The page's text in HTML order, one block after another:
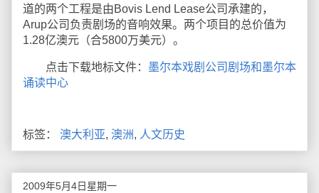
道的两个工程是由Bovis Lend Lease公司承建的，
Arup公司负责剧场的音响效果。两个项目的总价值为
1.28亿澳元（合5800万美元）。
点击下载地标文件： 墨尔本戏剧公司剧场和墨尔本
诵读中心
标签： 澳大利亚, 澳洲, 人文历史
2009年5月4日星期一